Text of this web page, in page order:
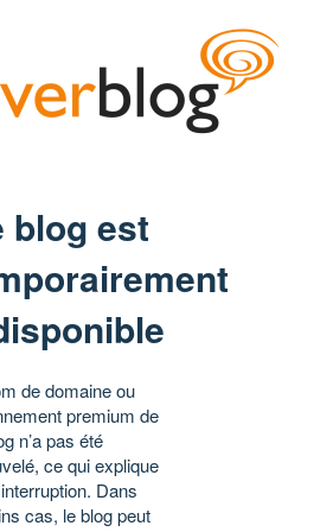
blog est
de domaine ou
premium de
n’a pas été
ce qui explique
Dans
cas, le blog peut